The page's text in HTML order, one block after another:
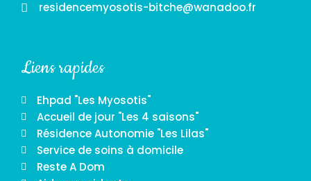
residencemyosotis-bitche@wanadoo.fr
Liens rapides
Ehpad "Les Myosotis"
Accueil de jour "Les 4 saisons"
Résidence Autonomie "Les Lilas"
Service de soins à domicile
Reste A Dom